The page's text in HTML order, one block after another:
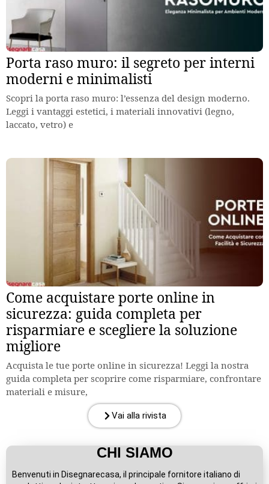
Porta raso muro: il segreto per interni
moderni e minimalisti
Scopri la porta raso muro: l’essenza del design moderno.
Leggi i vantaggi estetici, i materiali innovativi (legno,
laccato, vetro) e
Come acquistare porte online in
sicurezza: guida completa per
risparmiare e scegliere la soluzione
migliore
Acquista le tue porte online in sicurezza! Leggi la nostra
guida completa per scoprire come risparmiare, confrontare
materiali e misure,
Vai alla rivista
CHI SIAMO
Benvenuti in Disegnarecasa, il principale fornitore italiano di